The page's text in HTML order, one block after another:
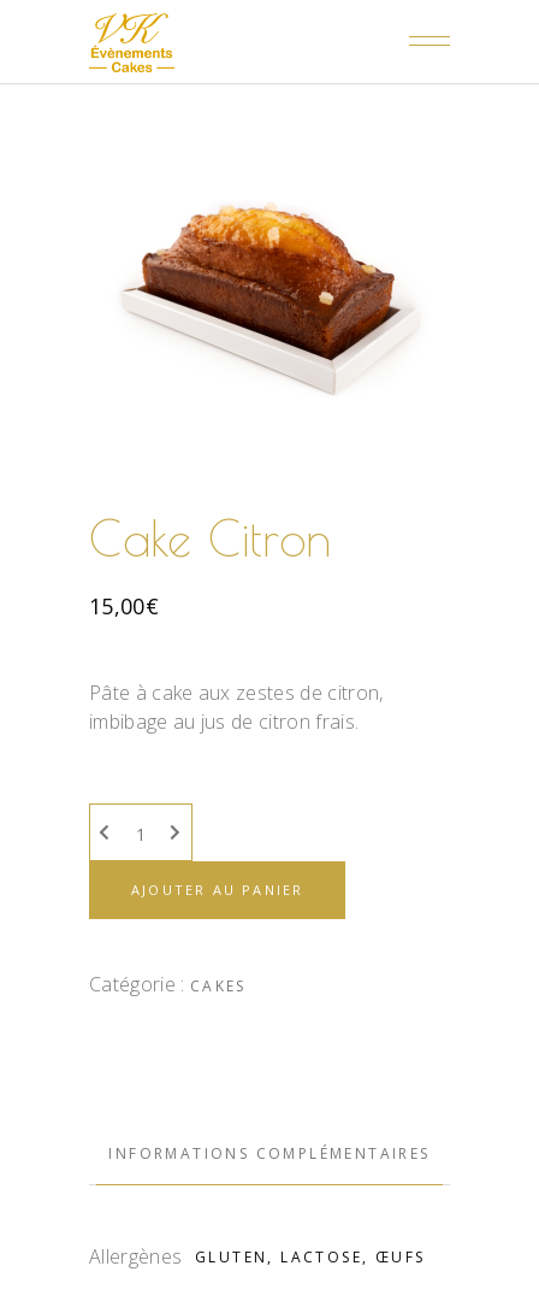
Cake Citron
15,00€
Pâte à cake aux zestes de citron,
imbibage au jus de citron frais.
AJOUTER AU PANIER
Catégorie : CAKES
INFORMATIONS COMPLÉMENTAIRES
Allergènes GLUTEN, LACTOSE, ŒUFS